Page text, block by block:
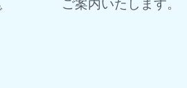
ご案内いたします。